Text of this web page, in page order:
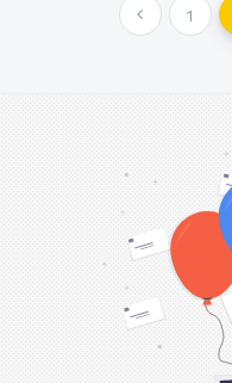
« Vorher 1